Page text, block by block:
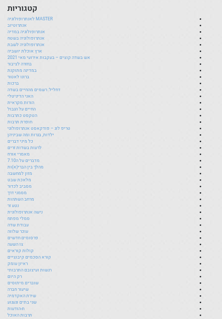
קטגוריות
MASTER לאנתרופולוגיה
אנתרוטיוב
אנתרופולוגיה במדיה
אנתרופולוגיה בשטח
אנתרופולוגיה לשבת
ארץ אוכלת יושביה
אש בשדה קוצים – בעקבות אירועי מאי 2021
בחזרה לציבור
במדינה מתוקנת
ברונו לאטור
ברכות
דחליל: רשמים מהחיים בשדה
האני הדיגיטלי
הורות מקראית
החיים על הגבול
הטקסט כתרבות
חופרת תרבות
טריפ לוג – פודקאסט אנתרופולוגי
ילדות, בגרות ומה שביניהן
כל מיני דברים
לרעות בשדות זרים
מאמרי אורח
מדברים על ה7.10
מהלך בין הברי(א)ות
מזון למחשבה
מלאכת שבט
מסביב לכדור
מסמני דרך
מרחב השתהות
נטע זר
נישה אנתרופולוגית
סמלי מפתח
עבודת שדה
עוכר שלווה
פרסומים חדשים
צו השעה
קולות קוראים
קורא הסכמים קיבוציים
ראיון עומק
רגשות ועיצובם התרבותי
רק היום
שוברים מיתוסים
שיעור חברה
שירת האקדמיה
שני בתים וגעגוע
ת-הודעות
תרבות האוכל